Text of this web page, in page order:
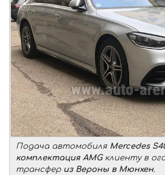
Подача автомобиля Mercedes
комплектация AMGклиенту в
трансфер из Вероны в Мюнхен.